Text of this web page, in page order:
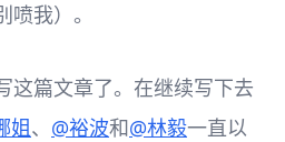
我）。
这篇文章了。在继续写下去
姐、 @裕波和@林毅一直以